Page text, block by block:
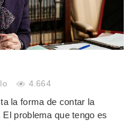
4.664
la forma de contar la
problema que tengo es